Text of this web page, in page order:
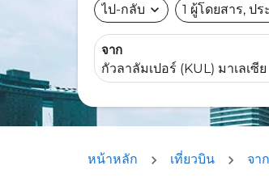
ไป-กลับ expand_more 1 ผู้โดยสาร, ป
จาก
หน้าหลัก เที่ยวบิน จา